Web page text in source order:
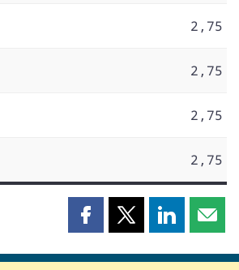
2,75
2,75
2,75
2,75
Partager
page
Partager
page
Partager
page page